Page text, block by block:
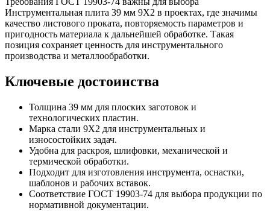
Инструментальная плита 39 мм 9Х2 в проектах, где значимы
качество листового проката, повторяемость параметров и
пригодность материала к дальнейшей обработке. Такая
позиция сохраняет ценность для инструментального
производства и металлообработки.
Ключевые достоинства
Толщина 39 мм для плоских заготовок и
технологических пластин.
Марка стали 9Х2 для инструментальных и
износостойких задач.
Удобна для раскроя, шлифовки, механической и
термической обработки.
Подходит для изготовления инструмента, оснастки,
шаблонов и рабочих вставок.
Соответствие ГОСТ 19903-74 для выбора продукции по
нормативной документации.